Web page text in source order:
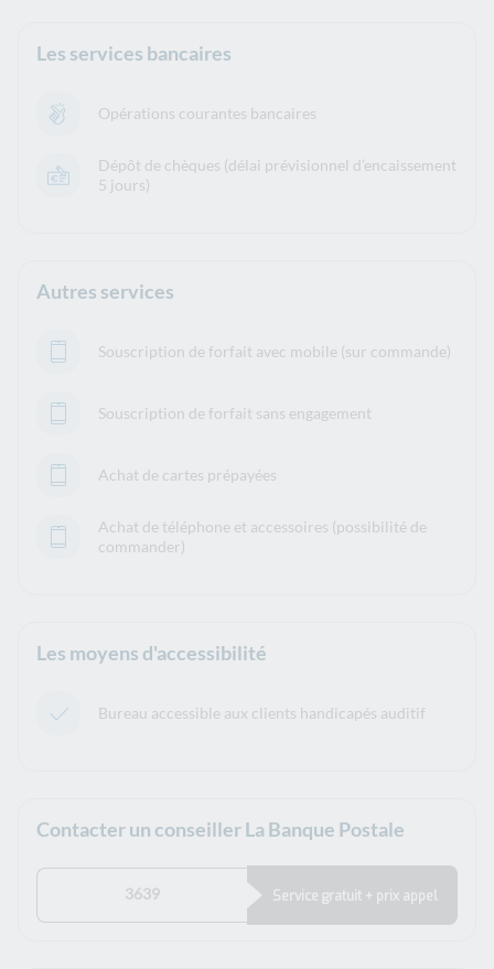
Les services bancaires
Opérations courantes bancaires
Dépôt de chèques (délai prévisionnel d’encaissement
5 jours)
Autres services
Souscription de forfait avec mobile (sur commande)
Souscription de forfait sans engagement
Achat de cartes prépayées
Achat de téléphone et accessoires (possibilité de
commander)
Les moyens d'accessibilité
Bureau accessible aux clients handicapés auditif
Contacter un conseiller La Banque Postale
3639 Service gratuit + prix appel